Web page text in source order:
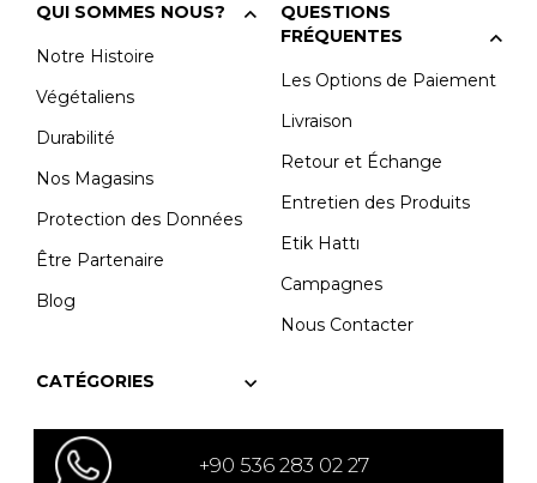
QUI SOMMES NOUS?
Notre Histoire
Végétaliens
Durabilité
Nos Magasins
Protection des Données
Être Partenaire
Blog
QUESTIONS
FRÉQUENTES
Les Options de Paiement
Livraison
Retour et Échange
Entretien des Produits
Etik Hattı
Campagnes
Nous Contacter
CATÉGORIES
+90 536 283 02 27